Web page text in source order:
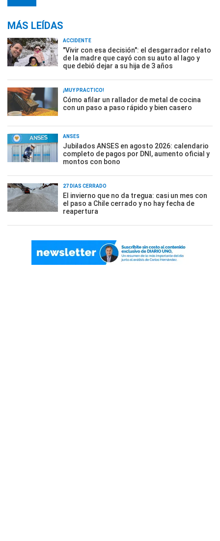
MÁS LEÍDAS
ACCIDENTE
"Vivir con esa decisión": el desgarrador relato
de la madre que cayó con su auto al lago y
que debió dejar a su hija de 3 años
¡MUY PRÁCTICO!
Cómo afilar un rallador de metal de cocina
con un paso a paso rápido y bien casero
ANSES
Jubilados ANSES en agosto 2026: calendario
completo de pagos por DNI, aumento oficial y
montos con bono
27 DÍAS CERRADO
El invierno que no da tregua: casi un mes con
el paso a Chile cerrado y no hay fecha de
reapertura